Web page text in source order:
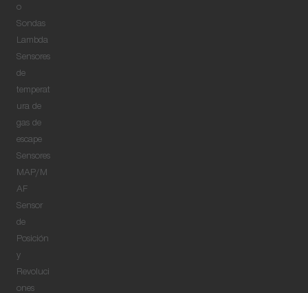
o
Sondas
Lambda
Sensores
de
temperat
ura de
gas de
escape
Sensores
MAP/M
AF
Sensor
de
Posición
y
Revoluci
ones